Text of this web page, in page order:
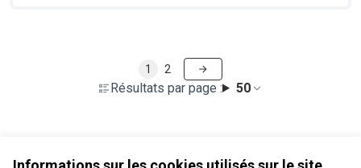
Résultats par page : 50
1 2